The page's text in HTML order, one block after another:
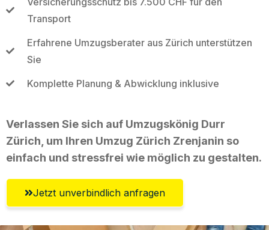
Transport
Erfahrene Umzugsberater aus Zürich unterstützen
Sie
Komplette Planung & Abwicklung inklusive
Verlassen Sie sich auf Umzugskönig Durr
Zürich, um Ihren Umzug Zürich Zrenjanin so
einfach und stressfrei wie möglich zu gestalten.
Jetzt unverbindlich anfragen